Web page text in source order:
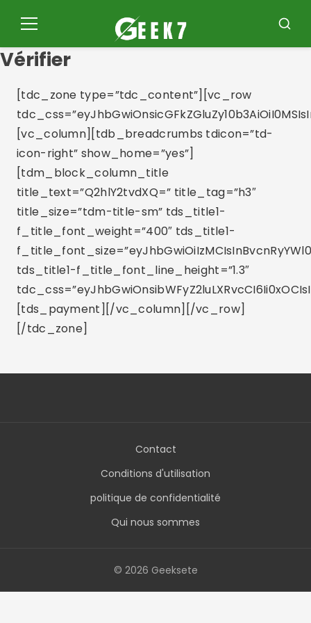
pour
contenu
Menu
Vérifier
[tdc_zone type=”tdc_content”][vc_row
[vc_column][tdb_breadcrumbs tdicon=”td-
icon-right” show_home=”yes”]
[tdm_block_column_title
title_text=”Q2hlY2tvdXQ=” title_tag=”h3″
title_size=”tdm-title-sm” tds_title1-
f_title_font_weight=”400″ tds_title1-
tds_title1-f_title_font_line_height=”1.3″
[tds_payment][/vc_column][/vc_row]
[/tdc_zone]
Contact
Conditions d'utilisation
politique de confidentialité
Qui nous sommes
© 2026 Geeksete